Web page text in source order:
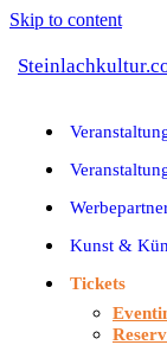
Skip to content
Kunst &
Tickets